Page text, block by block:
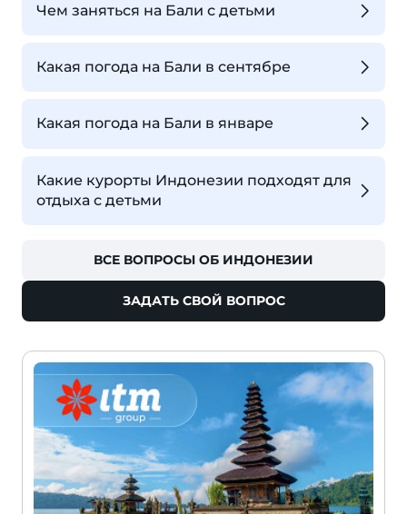
Чем заняться на Бали с детьми
Какая погода на Бали в сентябре
Какая погода на Бали в январе
Какие курорты Индонезии подходят для
отдыха с детьми
ВСЕ ВОПРОСЫ ОБ ИНДОНЕЗИИ
ЗАДАТЬ СВОЙ ВОПРОС